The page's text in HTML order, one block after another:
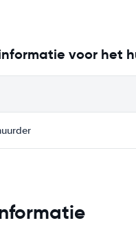
voor het